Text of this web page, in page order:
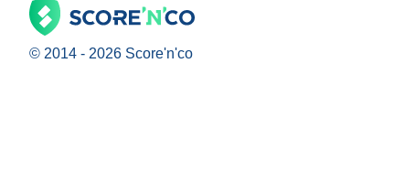
© 2014 - 2026 Score'n'co